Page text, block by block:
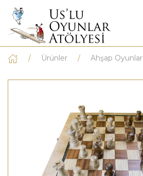
Ürünler Ahşap Oyunlar